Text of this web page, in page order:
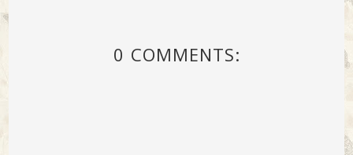
0 COMMENTS: